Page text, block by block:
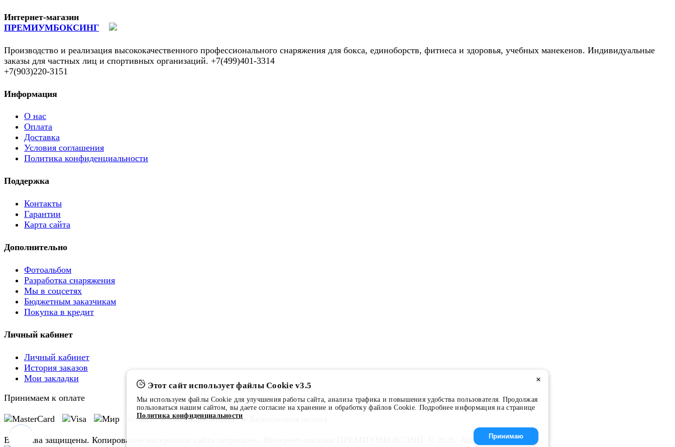
Интернет-магазин
ПРЕМИУМБОКСИНГ
Производство и реализация высококачественного профессионального снаряжения для бокса, единоборств, фитнеса и здоровья, учебных манекенов. Индивидуальные
заказы для частных лиц и спортивных организаций. +7(499)401-3314
+7(903)220-3151
Информация
О нас
Оплата
Доставка
Условия соглашения
Политика конфиденциальности
Поддержка
Контакты
Гарантии
Карта сайта
Дополнительно
Фотоальбом
Разработка снаряжения
Мы в соцсетях
Бюджетным заказчикам
Покупка в кредит
Личный кабинет
Личный кабинет
История заказов
Мои закладки
Принимаем к оплате
Все права защищены. Копирование материалов сайта запрещено. Интернет-магазин ПРЕМИУМБОКСИНГ © 2026. All Rights Reserved.
×
Этот сайт использует файлы Cookie v3.5
Мы используем файлы Cookie для улучшения работы сайта, анализа трафика и повышения удобства пользователя. Продолжая
пользоваться нашим сайтом, вы даете согласие на хранение и обработку файлов Cookie. Подробнее информация на странице
Политика конфиденциальности
Принимаю